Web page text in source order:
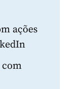
ações
com